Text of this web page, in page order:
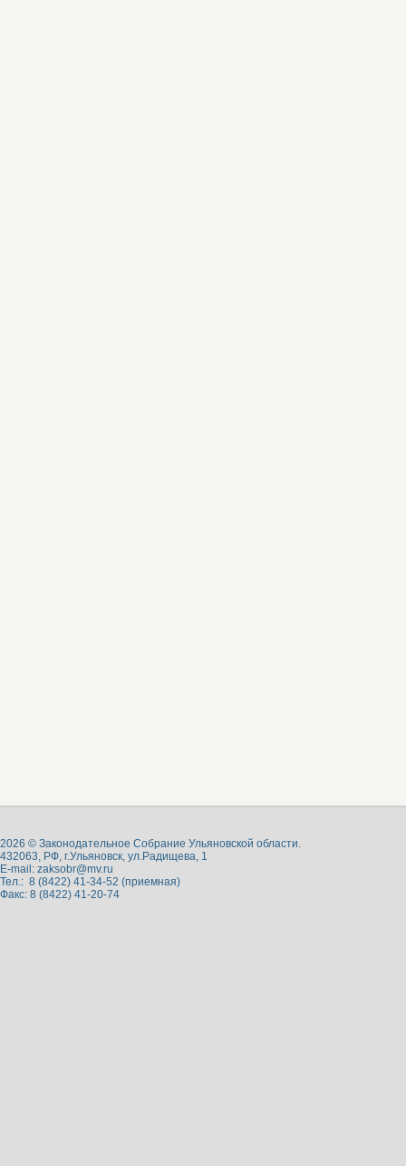
2026 © Законодательное Собрание Ульяновской области.
432063, РФ, г.Ульяновск, ул.Радищева, 1
E-mail: zaksobr@mv.ru
Тел.: 8 (8422) 41-34-52 (приемная)
Факс: 8 (8422) 41-20-74